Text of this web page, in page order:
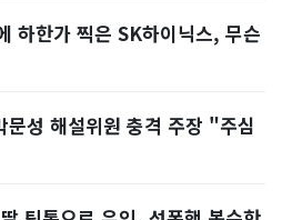
한가 찍은 SK하이닉스, 무슨
성 해설위원 충격 주장 "주심